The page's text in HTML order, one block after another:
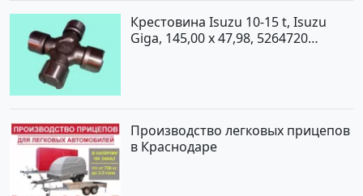
Крестовина Isuzu 10-15 t, Isuzu
Giga, 145,00 x 47,98, 5264720
Производство легковых прицепов
в Краснодаре